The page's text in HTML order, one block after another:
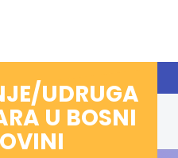
UDRUGA
U BOSNI